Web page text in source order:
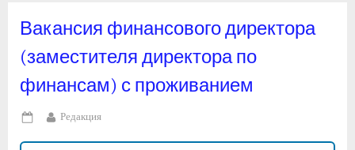
Вакансия финансового директора
(заместителя директора по
финансам) с проживанием
Posted
on
By
Редакция